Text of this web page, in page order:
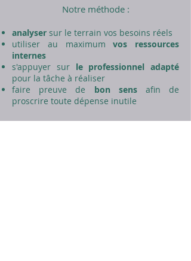
Notre méthode :
analyser sur le terrain vos besoins réels
utiliser au maximumvos ressources
internes
s'appuyer sur le professionnel adapté
pour la tâche à réaliser
faire preuve de bon sensafin de
proscrire toute dépense inutile